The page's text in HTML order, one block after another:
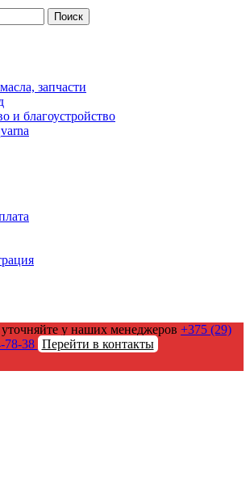
Поиск
запчасти
и благоустройство
у наших менеджеров +375 (29)
78-38 Перейти в контакты